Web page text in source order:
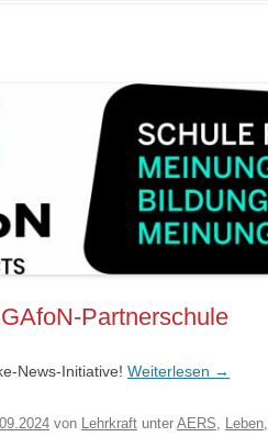
Partnerschule
News-Initiative! Weiterlesen →
von Lehrkraft unter AERS, Leben,